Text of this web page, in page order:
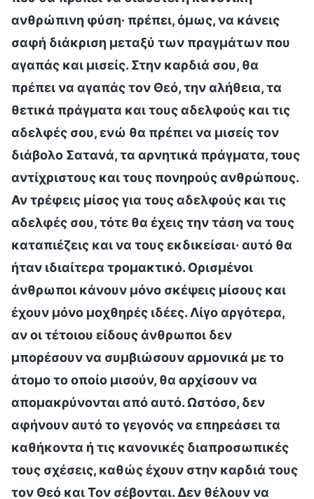
ανθρώπινη φύση· πρέπει, όμως, να κάνεις
σαφή διάκριση μεταξύ των πραγμάτων που
αγαπάς και μισείς. Στην καρδιά σου, θα
πρέπει να αγαπάς τον Θεό, την αλήθεια, τα
θετικά πράγματα και τους αδελφούς και τις
αδελφές σου, ενώ θα πρέπει να μισείς τον
διάβολο Σατανά, τα αρνητικά πράγματα, τους
αντίχριστους και τους πονηρούς ανθρώπους.
Αν τρέφεις μίσος για τους αδελφούς και τις
αδελφές σου, τότε θα έχεις την τάση να τους
καταπιέζεις και να τους εκδικείσαι· αυτό θα
ήταν ιδιαίτερα τρομακτικό. Ορισμένοι
άνθρωποι κάνουν μόνο σκέψεις μίσους και
έχουν μόνο μοχθηρές ιδέες. Λίγο αργότερα,
αν οι τέτοιου είδους άνθρωποι δεν
μπορέσουν να συμβιώσουν αρμονικά με το
άτομο το οποίο μισούν, θα αρχίσουν να
απομακρύνονται από αυτό. Ωστόσο, δεν
αφήνουν αυτό το γεγονός να επηρεάσει τα
καθήκοντα ή τις κανονικές διαπροσωπικές
τους σχέσεις, καθώς έχουν στην καρδιά τους
τον Θεό και Τον σέβονται. Δεν θέλουν να